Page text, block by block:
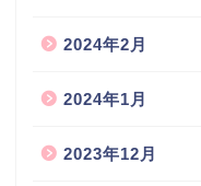
2024年2月
2024年1月
2023年12月